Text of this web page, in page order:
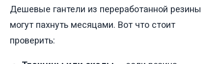
Дешевые гантели из переработанной резины
могут пахнуть месяцами. Вот что стоит
проверить: